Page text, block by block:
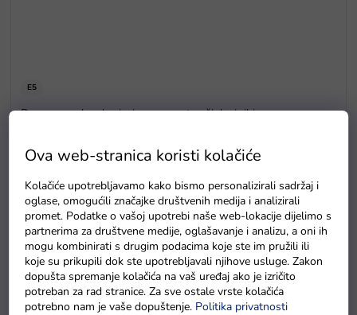
Ova web-stranica koristi kolačiće
Kolačiće upotrebljavamo kako bismo personalizirali sadržaj i
oglase, omogućili značajke društvenih medija i analizirali
promet. Podatke o vašoj upotrebi naše web-lokacije dijelimo s
partnerima za društvene medije, oglašavanje i analizu, a oni ih
mogu kombinirati s drugim podacima koje ste im pružili ili
koje su prikupili dok ste upotrebljavali njihove usluge. Zakon
dopušta spremanje kolačića na vaš uređaj ako je izričito
potreban za rad stranice. Za sve ostale vrste kolačića
potrebno nam je vaše dopuštenje. Politika privatnosti
E5
Drvene puzzle s brojevima magnetna šipka i ribice